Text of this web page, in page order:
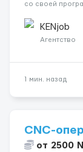
со своей
одного до трех
KENjob
Агентство
1 мин. назад
CNC-
от 2500